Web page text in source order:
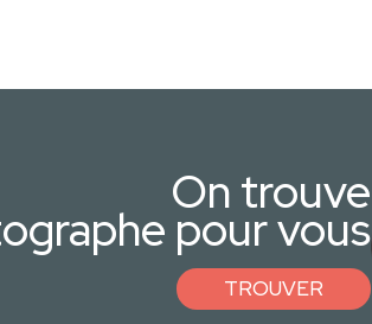
On trouve
pour vous
TROUVER